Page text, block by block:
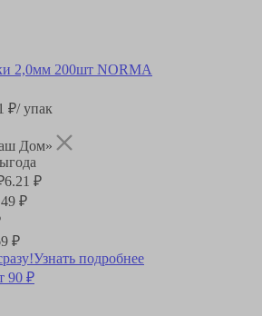
₽/ упак
Дом»
6.21 ₽
₽
₽
Узнать подробнее
90 ₽